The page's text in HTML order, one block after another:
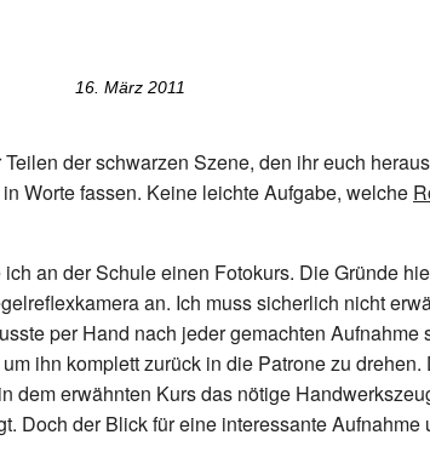
16. März 2011
der schwarzen Szene, den ihr euch
Worte fassen. Keine leichte Aufgabe, welche
an der Schule einen Fotokurs. Die Gründe
an. Ich muss sicherlich nicht
per Hand nach jeder gemachten
ihn komplett zurück in die Patrone zu
erwähnten Kurs das nötige
Doch der Blick für eine interessante